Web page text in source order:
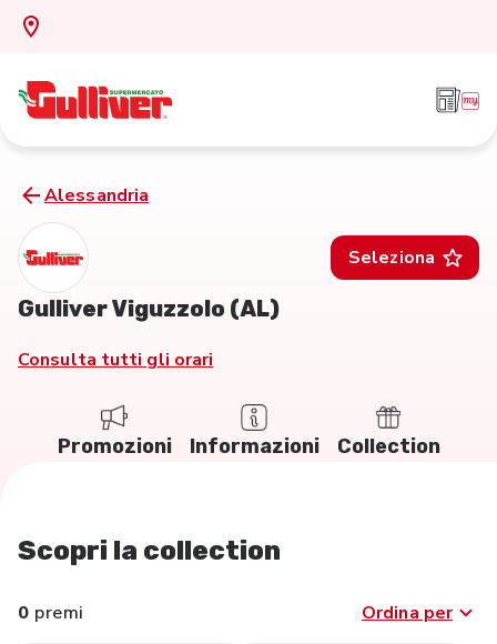
Alessandria
Seleziona
Gulliver Viguzzolo (AL)
Consulta tutti gli orari
Promozioni Informazioni Collection
Scopri la collection
0 premi Ordina per